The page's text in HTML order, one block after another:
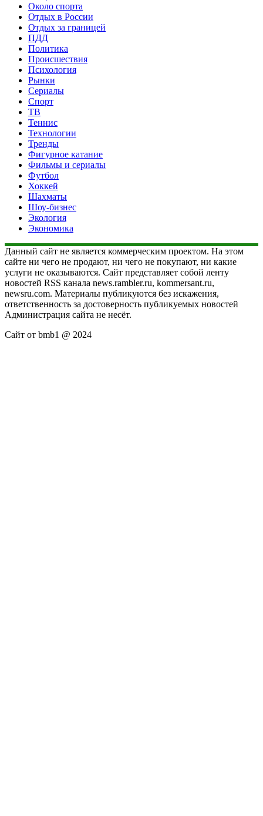
Около спорта
Отдых в России
Отдых за границей
ПДД
Политика
Происшествия
Психология
Рынки
Сериалы
Спорт
ТВ
Теннис
Технологии
Тренды
Фигурное катание
Фильмы и сериалы
Футбол
Хоккей
Шахматы
Шоу-бизнес
Экология
Экономика
Данный сайт не является коммерческим проектом. На этом
сайте ни чего не продают, ни чего не покупают, ни какие
услуги не оказываются. Сайт представляет собой ленту
новостей RSS канала news.rambler.ru, kommersant.ru,
newsru.com. Материалы публикуются без искажения,
ответственность за достоверность публикуемых новостей
Администрация сайта не несёт.
Сайт от bmb1 @ 2024